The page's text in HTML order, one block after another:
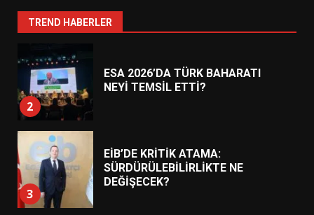
TREND HABERLER
1
2
ESA 2026’DA TÜRK BAHARATI
NEYİ TEMSİL ETTİ?
3
EİB’DE KRİTİK ATAMA:
SÜRDÜRÜLEBİLİRLİKTE NE
DEĞİŞECEK?